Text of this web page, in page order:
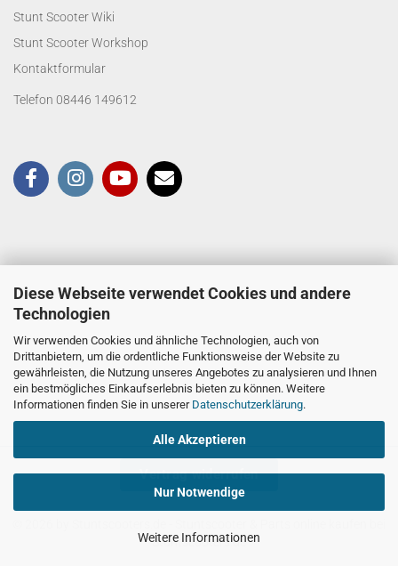
Diese Webseite verwendet Cookies und andere
Technologien
Wir verwenden Cookies und ähnliche Technologien, auch von
Drittanbietern, um die ordentliche Funktionsweise der Website zu
gewährleisten, die Nutzung unseres Angebotes zu analysieren und Ihnen
ein bestmögliches Einkaufserlebnis bieten zu können. Weitere
Informationen finden Sie in unserer Datenschutzerklärung.
Alle Akzeptieren
Nur Notwendige
Weitere Informationen
Stunt Scooter Wiki
Stunt Scooter Workshop
Kontaktformular
Telefon 08446 149612
Vertrag widerrufen
Stuntscooters.de